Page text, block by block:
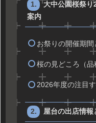
大中公園桜祭
案内
お祭りの開催期
桜の見どころ（品
2026年度の注目
屋台の出店情報